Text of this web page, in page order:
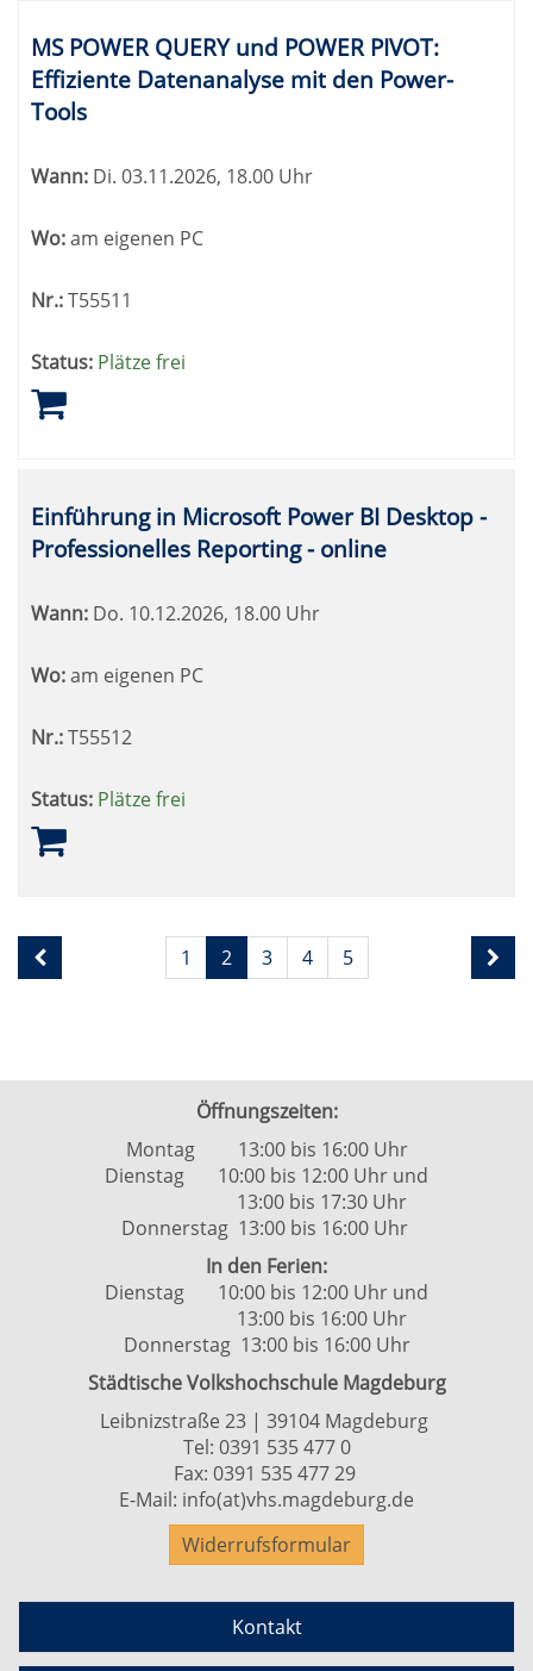
MS POWER QUERY und POWER PIVOT:
Effiziente Datenanalyse mit den Power-
Tools
Wann: Di. 03.11.2026, 18.00 Uhr
Wo:am eigenen PC
Nr.:T55511
Status: Plätze frei
Einführung in Microsoft Power BI Desktop -
Professionelles Reporting - online
Wann: Do. 10.12.2026, 18.00 Uhr
Wo:am eigenen PC
Nr.:T55512
Status: Plätze frei
Seite
2
Seiten
blättern
1 2 3 4 5
Öffnungszeiten:
Montag 13:00 bis 16:00 Uhr
Dienstag 10:00 bis 12:00 Uhr und
13:00 bis 17:30 Uhr
Donnerstag 13:00 bis 16:00 Uhr
In den Ferien:
Dienstag 10:00 bis 12:00 Uhr und
13:00 bis 16:00 Uhr
Donnerstag 13:00 bis 16:00 Uhr
Städtische Volkshochschule Magdeburg
Leibnizstraße 23 | 39104 Magdeburg
Tel: 0391 535 477 0
Fax: 0391 535 477 29
E-Mail: info(at)vhs.magdeburg.de
Widerrufsformular
Kontakt